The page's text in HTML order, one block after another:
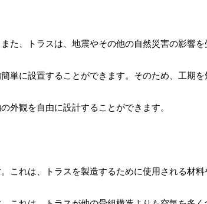
た、トラスは、地震やその他の自然災害の影響を
単に設置することができます。そのため、工期を
外観を自由に設計することができます。
これは、トラスを製造するために使用される材料